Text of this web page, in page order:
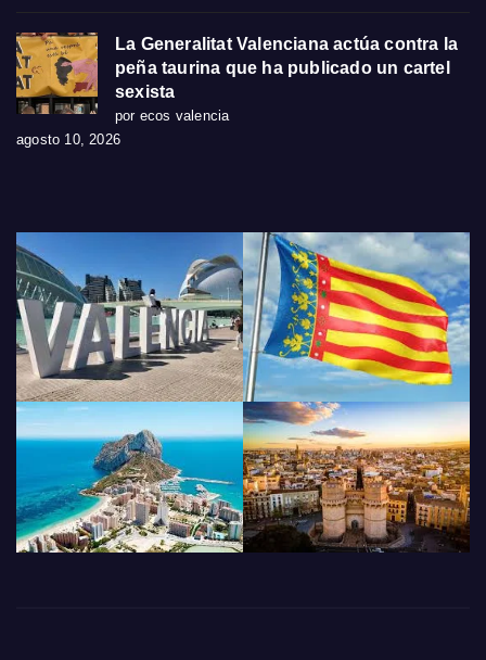
La Generalitat Valenciana actúa contra la
peña taurina que ha publicado un cartel
sexista
por ecos valencia
agosto 10, 2026